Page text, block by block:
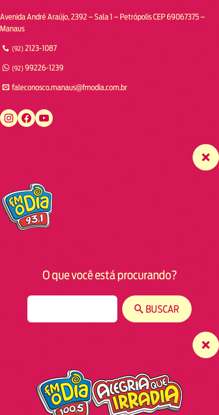
Avenida André Araújo, 2392 – Sala 1 – Petrópolis CEP 69067375 –
Manaus
(92) 2123-1087
(92) 99226-1239
faleconosco.manaus@fmodia.com.br
https://www.instagram.com/fmodiamanaus/ https://www.facebook.com/fmodiamanaus https://www.youtube.com/user/radiofmodia
O que você está procurando?
BUSCAR